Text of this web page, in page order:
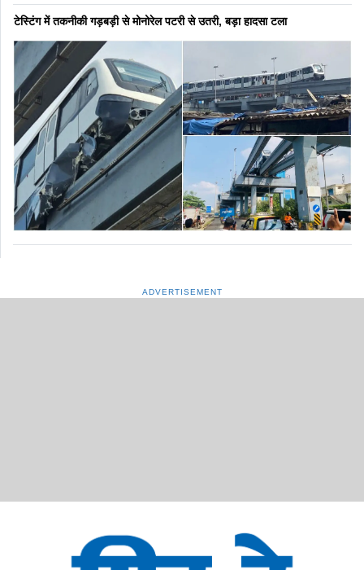
टेस्टिंग में तकनीकी गड़बड़ी से मोनोरेल पटरी से उतरी, बड़ा हादसा टला
ADVERTISEMENT